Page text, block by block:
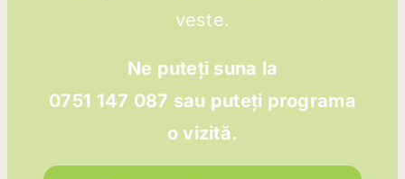
veste.
Ne puteți suna la
0751 147 087 sau puteți programa
o vizită.